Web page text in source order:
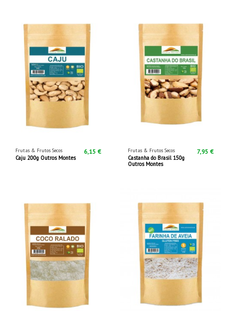
Frutas & Frutos Secos
Caju 200g Outros Montes
6,15 € Frutas & Frutos Secos
Castanha do Brasil 150g
Outros Montes
7,95 €